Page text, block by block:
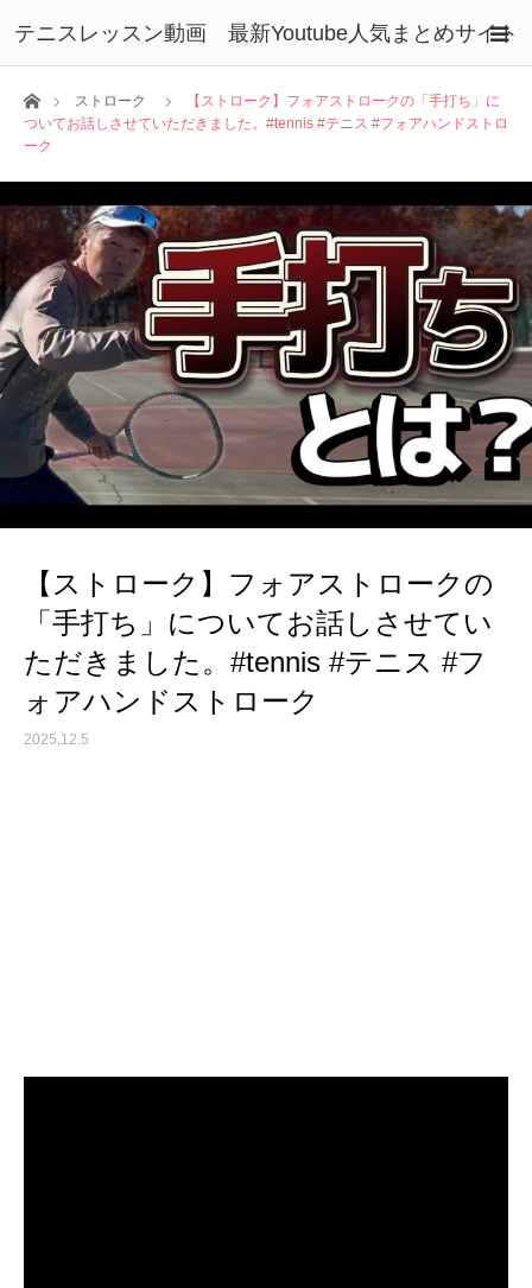
テニスレッスン動画 最新Youtube人気まとめサイト
ホームストローク
【ストローク】フォアストロークの「手打ち」に
ついてお話しさせていただきました。#tennis #テニス #フォアハンドストロ
ーク
【ストローク】フォアストロークの
「手打ち」についてお話しさせてい
ただきました。#tennis #テニス #フ
ォアハンドストローク
2025.12.5